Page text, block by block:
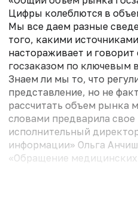
Цифры колеблются в
Мы все даем разные
того, какими
настораживает и говорит
госзаказом по ключевым
Знаем ли мы то, что
представление, но не
рассчитать объем рынка
словами предварила
исполнительный
информации» Ольга
«Обращение медицинских